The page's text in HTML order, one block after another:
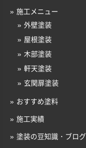
施工メニュー
外壁塗装
屋根塗装
木部塗装
軒天塗装
玄関扉塗装
おすすめ塗料
施工実績
塗装の豆知識・ブログ